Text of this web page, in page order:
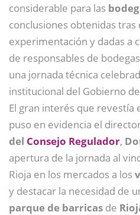
considerable para las
conclusiones obtenidas tras
experimentación y dadas a
de responsables de
una jornada técnica
institucional del Gobierno
El gran interés que revestía
puso en evidencia el
del Consejo Regulador,
apertura de la jornada al
Rioja en los mercados a los
y destacar la necesidad de
parque de barricas de